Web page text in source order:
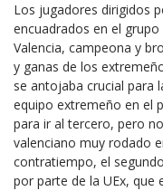
Los jugadores dirigidos
encuadrados en el
Valencia, campeona y
y ganas de los
se antojaba crucial para
equipo extremeño en el
para ir al tercero, pero
valenciano muy rodado
contratiempo, el
por parte de la UEx, que